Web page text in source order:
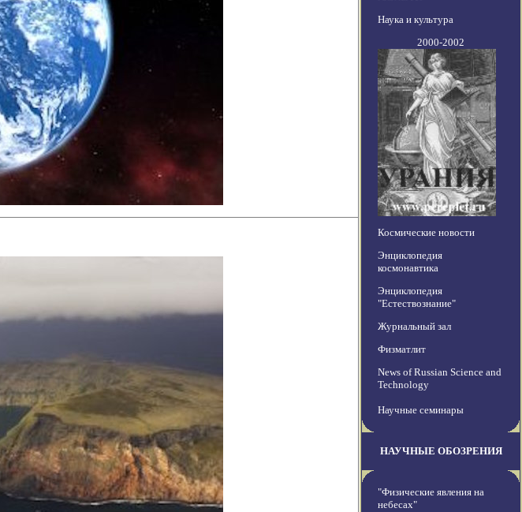
Наука и культура
2000-2002
Космические новости
Энциклопедия
космонавтика
Энциклопедия
"Естествознание"
Журнальный зал
Физматлит
News of Russian Science and
Technology
Научные семинары
НАУЧНЫЕ ОБОЗРЕНИЯ
"Физические явления на
небесах"